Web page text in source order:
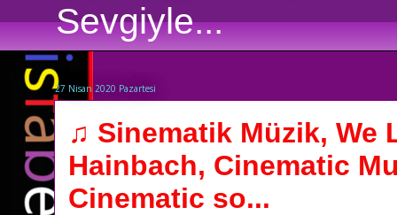
Sevgiyle...
27 Nisan 2020 Pazartesi
♫ Sinematik Müzik, We
Hainbach, Cinematic
Cinematic so...